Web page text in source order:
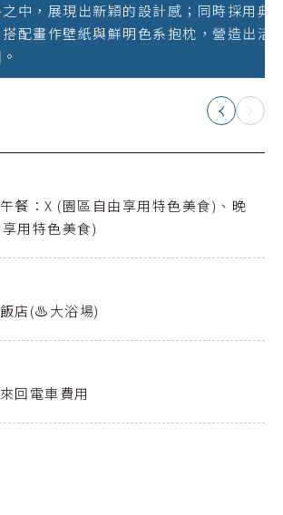
，展現出新穎的設計感；同時採用典
畫作壁紙與鮮明色系抱枕，營造出活
餐：X (園區自由享用特色美食)、晚
用特色美食)
店(♨️大浴場)
回電車費用